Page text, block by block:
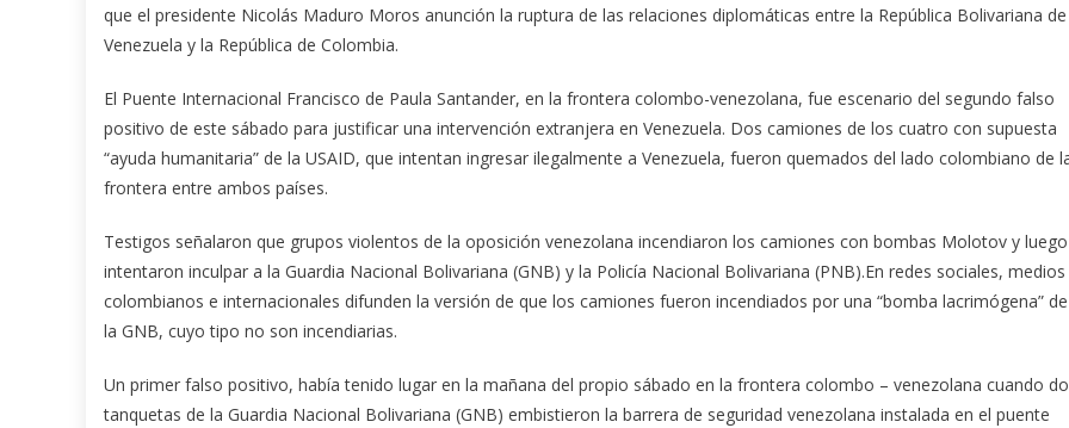
que el presidente Nicolás Maduro Moros anunción la ruptura de las relaciones diplomáticas entre la República Bolivariana de
Venezuela y la República de Colombia.
El Puente Internacional Francisco de Paula Santander, en la frontera colombo-venezolana, fue escenario del segundo falso
positivo de este sábado para justificar una intervención extranjera en Venezuela. Dos camiones de los cuatro con supuesta
“ayuda humanitaria” de la USAID, que intentan ingresar ilegalmente a Venezuela, fueron quemados del lado colombiano de
frontera entre ambos países.
Testigos señalaron que grupos violentos de la oposición venezolana incendiaron los camiones con bombas Molotov y luego
intentaron inculpar a la Guardia Nacional Bolivariana (GNB) y la Policía Nacional Bolivariana (PNB).En redes sociales, medios
colombianos e internacionales difunden la versión de que los camiones fueron incendiados por una “bomba lacrimógena” de
la GNB, cuyo tipo no son incendiarias.
Un primer falso positivo, había tenido lugar en la mañana del propio sábado en la frontera colombo – venezolana cuando
tanquetas de la Guardia Nacional Bolivariana (GNB) embistieron la barrera de seguridad venezolana instalada en el puente